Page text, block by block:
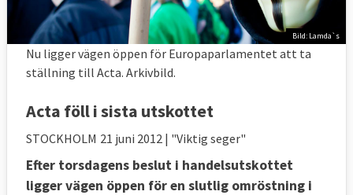
Bild: Lamda`s
Nu ligger vägen öppen för Europaparlamentet att ta
ställning till Acta. Arkivbild.
Acta föll i sista utskottet
STOCKHOLM 21 juni 2012 | "Viktig seger"
Efter torsdagens beslut i handelsutskottet
ligger vägen öppen för en slutlig omröstning i